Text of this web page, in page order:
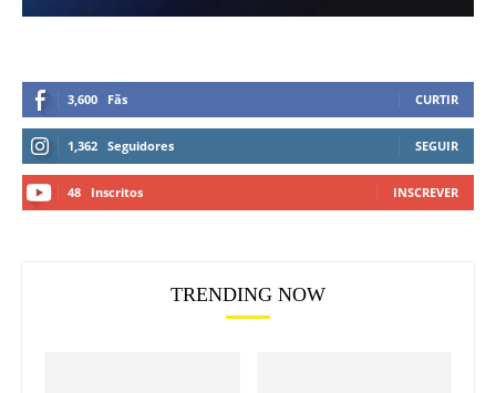
3,600 Fãs CURTIR
1,362 Seguidores SEGUIR
48 Inscritos INSCREVER
TRENDING NOW